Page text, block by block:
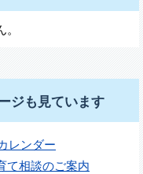
ジも見ています
レンダー
て相談のご案内